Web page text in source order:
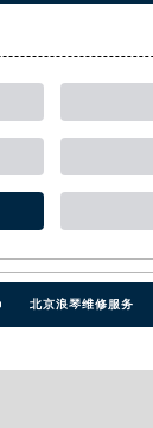
北京浪琴维修服务